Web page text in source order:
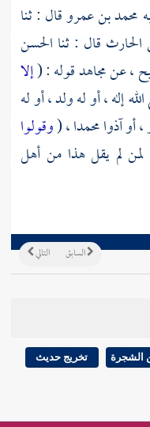
محمد بن عمروقال : ثنا
الحارث قال : ثنا الحسن
،عنمجاهدقوله : (إلا
إله ، أو له ولد ، أو له
أو آذوامحمدا ،(وقولوا
لم يقل هذا من أهل
التالي السابق
الشجرة تخريج حديث